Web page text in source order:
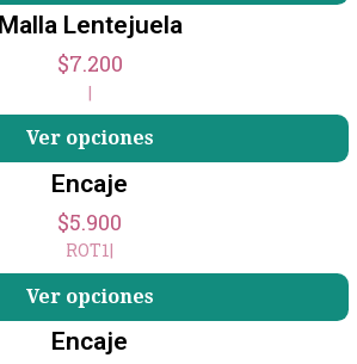
Malla Lentejuela
$7.200
|
Ver opciones
Encaje
$5.900
ROT1|
Ver opciones
Encaje